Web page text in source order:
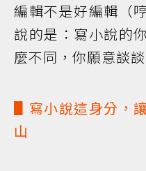
編輯不是好編輯（
說的是：寫小說的
麼不同，你願意談
▋寫小說這身分，
山